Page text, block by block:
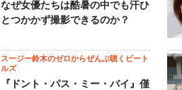
なぜ女優たちは酷暑の中でも汗ひ
とつかかず撮影できるのか？
スージー鈴木のゼロからぜんぶ聴くビート
ルズ
『ドント・パス・ミー・バイ』僅